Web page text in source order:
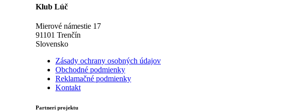
Klub Lúč
Mierové námestie 17
91101 Trenčín
Slovensko
Zásady ochrany osobných údajov
Obchodné podmienky
Reklamačné podmienky
Kontakt
Partneri projektu